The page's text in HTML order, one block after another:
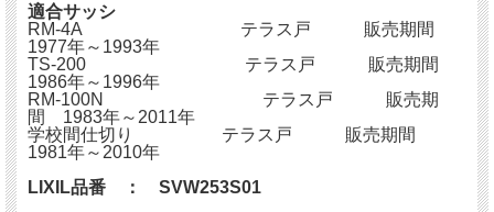
適合サッシ
RM-4A テラス戸 販売期間
1977年～1993年
TS-200 テラス戸 販売期間
1986年～1996年
RM-100N テラス戸 販売期
間 1983年～2011年
学校間仕切り テラス戸 販売期間
1981年～2010年
LIXIL品番 ： SVW253S01